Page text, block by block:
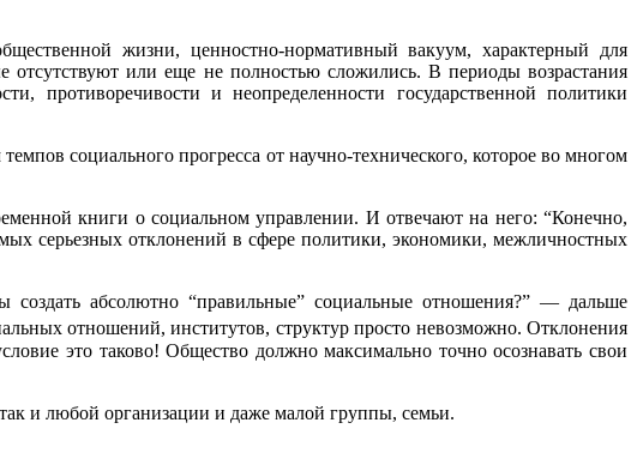
жизни, ценностно-нормативный вакуум, характерный для
или еще не полностью сложились. В периоды возрастания
противоречивости и неопределенности государственной политики
социального прогресса от научно-технического, которое во многом
книги о социальном управлении. И отвечают на него: “Конечно,
серьезных отклонений в сфере политики, экономики, межличностных
абсолютно “правильные” социальные отношения?” — дальше
отношений, институтов, структур просто невозможно. Отклонения
это таково! Общество должно максимально точно осознавать свои
и любой организации и даже малой группы, семьи.